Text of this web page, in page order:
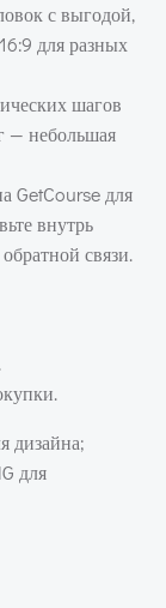
с выгодой,
для разных
шагов
небольшая
GetCourse для
внутрь
связи.
дизайна;
для